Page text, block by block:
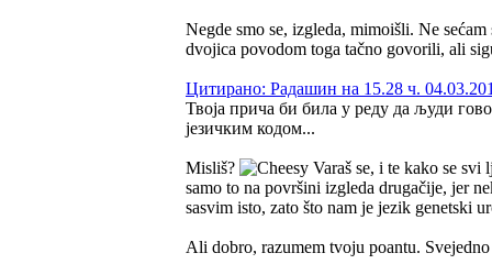
Negde smo se, izgleda, mimoišli. Ne
dvojica povodom toga tačno govorili, ali
Цитирано: Радашин на 15.28 ч.
Твоја прича би била у реду да људи
језичким кодом...
Misliš?
Varaš se, i te kako se
samo to na površini izgleda drugačije, jer
sasvim isto, zato što nam je jezik genetski
Ali dobro, razumem tvoju poantu.